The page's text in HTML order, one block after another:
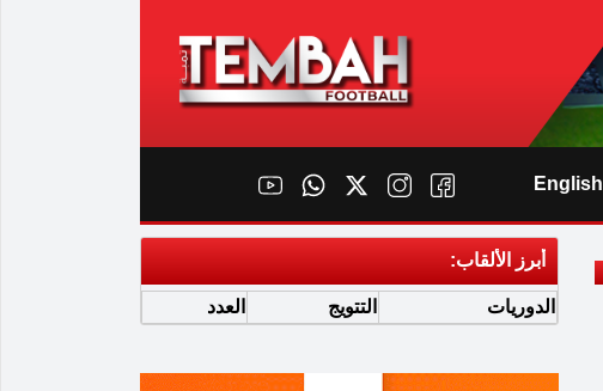
English
أبرز الألقاب:
الدوريات التتويج العدد